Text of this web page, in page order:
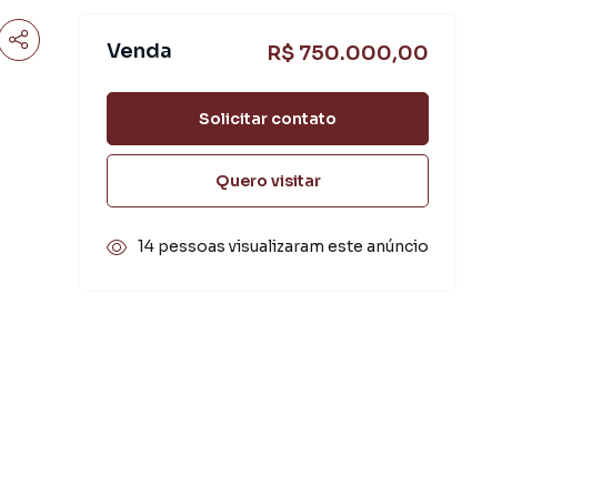
Venda R$ 750.000,00
Solicitar contato
Quero visitar
14 pessoas visualizaram este anúncio